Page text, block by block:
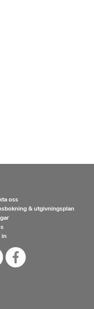
oss
& utgivningsplan
in